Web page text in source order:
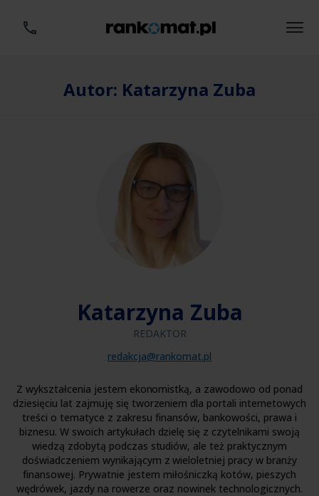
Autor: Katarzyna Zuba
Katarzyna Zuba
REDAKTOR
redakcja@rankomat.pl
Z wykształcenia jestem ekonomistką, a zawodowo od ponad
dziesięciu lat zajmuję się tworzeniem dla portali internetowych
treści o tematyce z zakresu finansów, bankowości, prawa i
biznesu. W swoich artykułach dzielę się z czytelnikami swoją
wiedzą zdobytą podczas studiów, ale też praktycznym
doświadczeniem wynikającym z wieloletniej pracy w branży
finansowej. Prywatnie jestem miłośniczką kotów, pieszych
wędrówek, jazdy na rowerze oraz nowinek technologicznych.